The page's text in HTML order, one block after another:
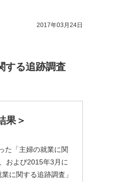
2017年03月24日
する追跡調査
果＞
た「主婦の就業に関
および2015年3月に
に関する追跡調査」